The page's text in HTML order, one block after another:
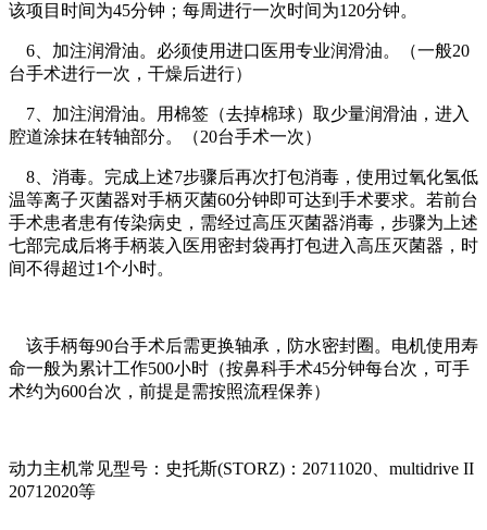
该项目时间为45分钟；每周进行一次时间为120分钟。
6、加注润滑油。必须使用进口医用专业润滑油。（一般20
台手术进行一次，干燥后进行）
7、加注润滑油。用棉签（去掉棉球）取少量润滑油，进入
腔道涂抹在转轴部分。（20台手术一次）
8、消毒。完成上述7步骤后再次打包消毒，使用过氧化氢低
温等离子灭菌器对手柄灭菌60分钟即可达到手术要求。若前台
手术患者患有传染病史，需经过高压灭菌器消毒，步骤为上述
七部完成后将手柄装入医用密封袋再打包进入高压灭菌器，时
间不得超过1个小时。
该手柄每90台手术后需更换轴承，防水密封圈。电机使用寿
命一般为累计工作500小时（按鼻科手术45分钟每台次，可手
术约为600台次，前提是需按照流程保养）
动力主机常见型号：史托斯(STORZ)：20711020、multidrive II
20712020等